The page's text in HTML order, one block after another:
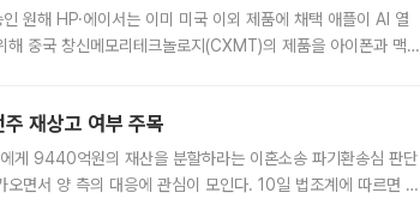
원해 HP·에이서는 이미 미국 이외 제품에 채택 애플이 AI 열
중국 창신메모리테크놀로지(CXMT)의 제품을 아이폰과 맥북
재상고 여부 주목
게 9440억원의 재산을 분할하라는 이혼소송 파기환송심 판단
면서 양 측의 대응에 관심이 모인다. 10일 법조계에 따르면 최